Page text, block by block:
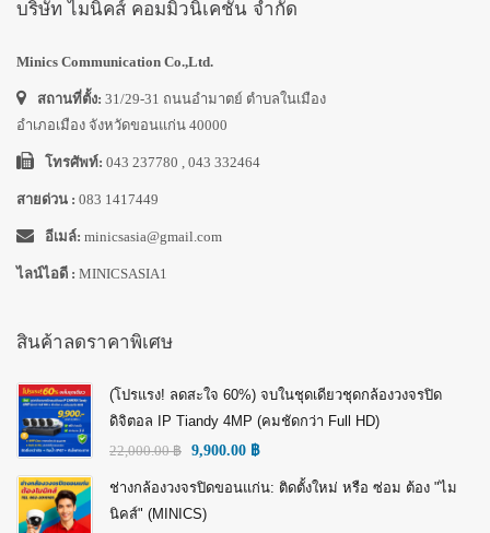
บริษัท ไมนิคส์ คอมมิวนิเคชั่น จำกัด
Minics Communication Co.,Ltd.
สถานที่ตั้ง: 31/29-31 ถนนอำมาตย์ ตำบลในเมือง
อำเภอเมือง จังหวัดขอนแก่น 40000
โทรศัพท์: 043 237780 , 043 332464
สายด่วน : 083 1417449
อีเมล์: minicsasia@gmail.com
ไลน์ไอดี : MINICSASIA1
สินค้าลดราคาพิเศษ
(โปรแรง! ลดสะใจ 60%) จบในชุดเดียวชุดกล้องวงจรปิด
ดิจิตอล IP Tiandy 4MP (คมชัดกว่า Full HD)
22,000.00฿ 9,900.00 ฿
ช่างกล้องวงจรปิดขอนแก่น: ติดตั้งใหม่ หรือ ซ่อม ต้อง "ไม
นิคส์" (MINICS)